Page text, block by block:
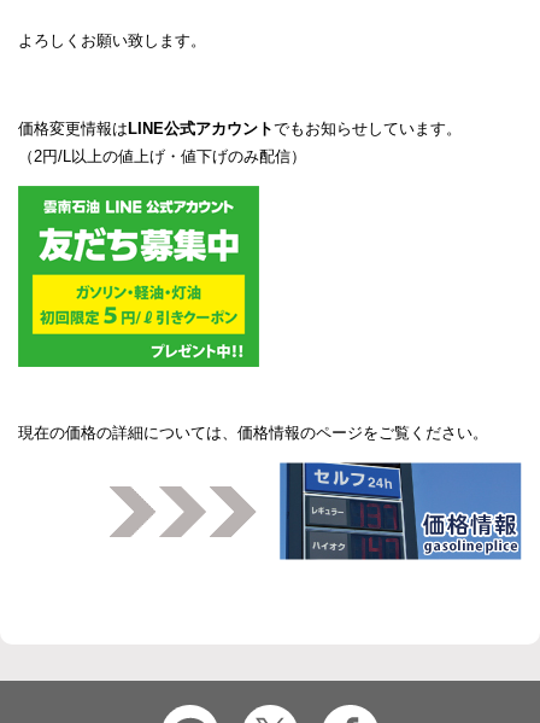
よろしくお願い致します。
価格変更情報は LINE公式アカウントでもお知らせしています。
（2円/L以上の値上げ・値下げのみ配信）
現在の価格の詳細については、 価格情報のページをご覧ください。